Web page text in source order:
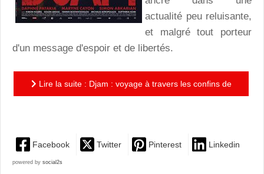
actualité peu reluisante,
et malgré tout porteur
d'un message d'espoir et de libertés.
Lire la suite : Djam : voyage à travers les confins de
Facebook Twitter Pinterest Linkedin
powered by social2s